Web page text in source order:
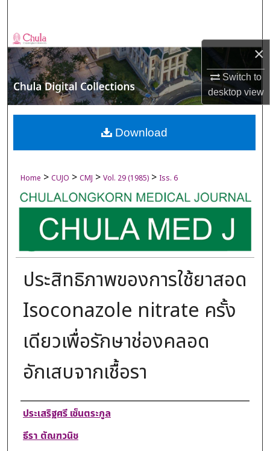
×
Switch to
desktopview
Browse Collections
My Account
About
Digital Commons Network™
Home > CUJO > CMJ > Vol. 29 (1985) > Iss. 6
ประสิทธิภาพของการใช้ยาสอด
Isoconazole nitrate ครั้ง
เดียวเพื่อรักษาช่องคลอด
อักเสบจากเชื้อรา
Authors
ประเสริฐศรี เซ็นตระกูล
ธีรา ตัณฑวนิช
Download